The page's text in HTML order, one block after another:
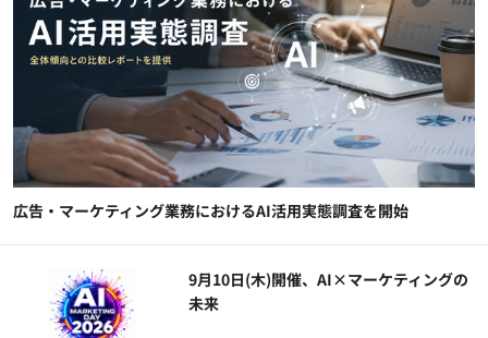
広告・マーケティング業務におけるAI活用実態調査を開始
9月10日(木)開催、AI×マーケティングの
未来